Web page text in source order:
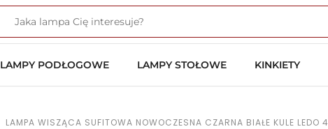
LAMPY PODŁOGOWE LAMPY STOŁOWE KINKIETY
LAMPA WISZĄCA SUFITOWA NOWOCZESNA CZARNA BIAŁE KULE LEDO 4